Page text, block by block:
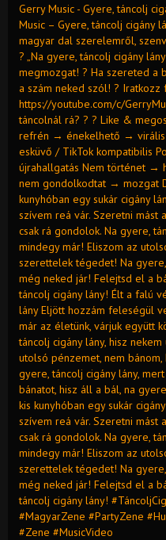
Gerry Music - Gyere, táncolj
Music – Gyere, táncolj cigány
magyar dal szerelemről,
? „Na gyere, táncolj cigány
megmozgat! ? Ha szereted a
a szám neked szól! ? Iratkozz
https://youtube.com/c/
táncolnál rá? ? ? Like &
refrén → énekelhető →
esküvő / TikTok kompatibilis
újrahallgatás Nem történet →
nem gondolkodtat → mozgat
kunyhóban egy sukár cigány
szívem reá vár. Szeretni mást
csak rá gondolok. Na gyere,
mindegy már! Eliszom az
szerettelek tégedet! Na
még neked jár! Felejtsd el a
táncolj cigány lány! Élt a falú
lány Eljött hozzám feleségül
már az életünk, várjuk együtt
táncolj cigány lány, hisz
utolsó pénzemet, nem
gyere, táncolj cigány lány,
bánatot, hisz áll a bál, na
kis kunyhóban egy sukár
szívem reá vár. Szeretni mást
csak rá gondolok. Na gyere,
mindegy már! Eliszom az
szerettelek tégedet! Na
még neked jár! Felejtsd el a
táncolj cigány lány!
#MagyarZene #PartyZene
#Zene #MusicVideo